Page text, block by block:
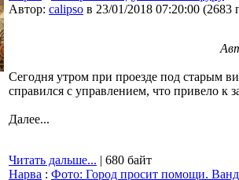
Автор: calipso в 23/01/2018 07:20:00 (2683
Сегодня утром при проезде под старым
справился с управлением, что привело к
Далее...
Читать дальше... | 680 байт
Нарва : Фото: Город просит помощи.